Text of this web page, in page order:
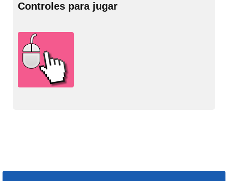
Controles para jugar